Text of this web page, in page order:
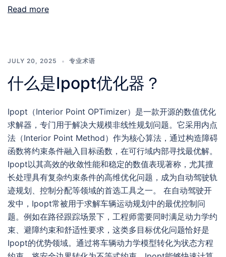
Read more
JULY 20, 2025 专业术语
什么是Ipopt优化器？
Ipopt（Interior Point OPTimizer）是一款开源的数值优化
求解器，专门用于解决大规模非线性规划问题。它采用内点
法（Interior Point Method）作为核心算法，通过构造障碍
函数将约束条件融入目标函数，在可行域内部寻找最优解。
Ipopt以其高效的收敛性能和稳定的数值表现著称，尤其擅
长处理具有复杂约束条件的高维优化问题，成为自动驾驶轨
迹规划、控制分配等领域的首选工具之一。 在自动驾驶开
发中，Ipopt常被用于求解车辆运动规划中的最优控制问
题。例如在路径跟踪场景下，工程师需要同时满足动力学约
束、避障约束和舒适性要求，这类多目标优化问题恰好是
Ipopt的优势领域。通过将车辆动力学模型转化为状态方程